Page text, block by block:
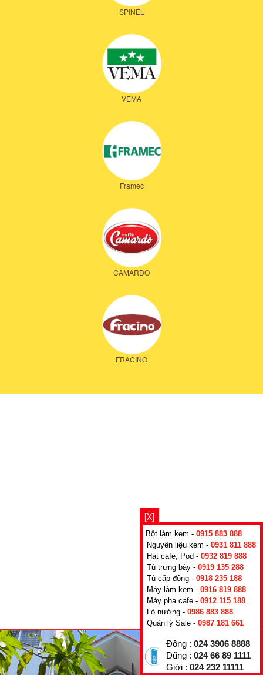
SPINEL
VEMA
Framec
CAMARDO
FRACINO
[X]
Bột làm kem - 0915 883 888
Nguyên liệu kem - 0931 811 888
Hạt cafe, Pod - 0932 819 888
Tủ trưng bày - 0919 135 288
Tủ cấp đông - 0918 235 188
Máy làm kem - 0916 819 888
Máy pha cafe - 0912 115 188
Lò nướng - 0986 883 888
Quản lý Sale - 0987 181 661
Đông : 024 3906 8888
Dũng : 024 66 89 1111
Giới : 024 232 11111